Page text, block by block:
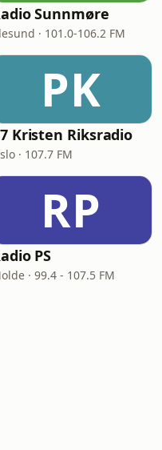
Sunnmøre
· 101.0-106.2 FM
PK
Kristen Riksradio
· 107.7 FM
RP
PS
· 99.4 - 107.5 FM